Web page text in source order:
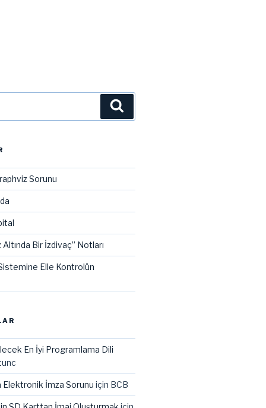
Sorunu
Altında Bir İzdivaç” Notları
Elle Kontrolün
En İyi Programlama Dili
Elektronik İmza Sorunu için BCB